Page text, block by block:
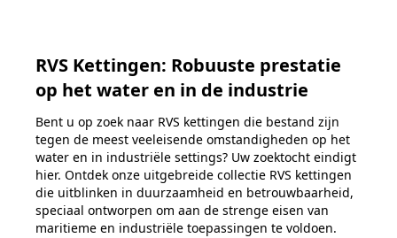
RVS Kettingen: Robuuste prestatie
op het water en in de industrie
Bent u op zoek naar RVS kettingen die bestand zijn
tegen de meest veeleisende omstandigheden op het
water en in industriële settings? Uw zoektocht eindigt
hier. Ontdek onze uitgebreide collectie RVS kettingen
die uitblinken in duurzaamheid en betrouwbaarheid,
speciaal ontworpen om aan de strenge eisen van
maritieme en industriële toepassingen te voldoen.